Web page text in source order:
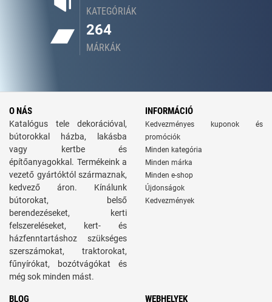
KATEGÓRIÁK
264
MÁRKÁK
O NÁS
Katalógus tele dekorációval,
bútorokkal házba, lakásba
vagy kertbe és
építőanyagokkal. Termékeink a
vezető gyártóktól származnak,
kedvező áron. Kínálunk
bútorokat, belső
berendezéseket, kerti
felszereléseket, kert- és
házfenntartáshoz szükséges
szerszámokat, traktorokat,
fűnyírókat, bozótvágókat és
még sok minden mást.
INFORMÁCIÓ
Kedvezményes kuponok és
promóciók
Minden kategória
Minden márka
Minden e-shop
Újdonságok
Kedvezmények
BLOG WEBHELYEK